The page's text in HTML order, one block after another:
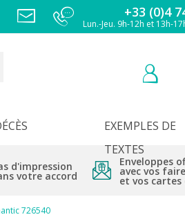
+33 (0)4
Lun.-Jeu. 9h-12h et 13h-
EXEMPLES DE
TEXTES
d'impression
votre accord
Enveloppes
avec vos
et vos cartes
726540